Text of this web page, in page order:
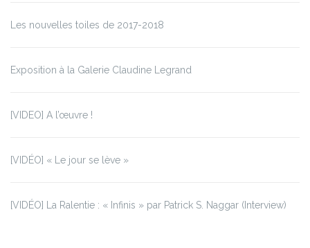
Les nouvelles toiles de 2017-2018
Exposition à la Galerie Claudine Legrand
[VIDEO] A l’œuvre !
[VIDÉO] « Le jour se lève »
[VIDÉO] La Ralentie : « Infinis » par Patrick S. Naggar (Interview)